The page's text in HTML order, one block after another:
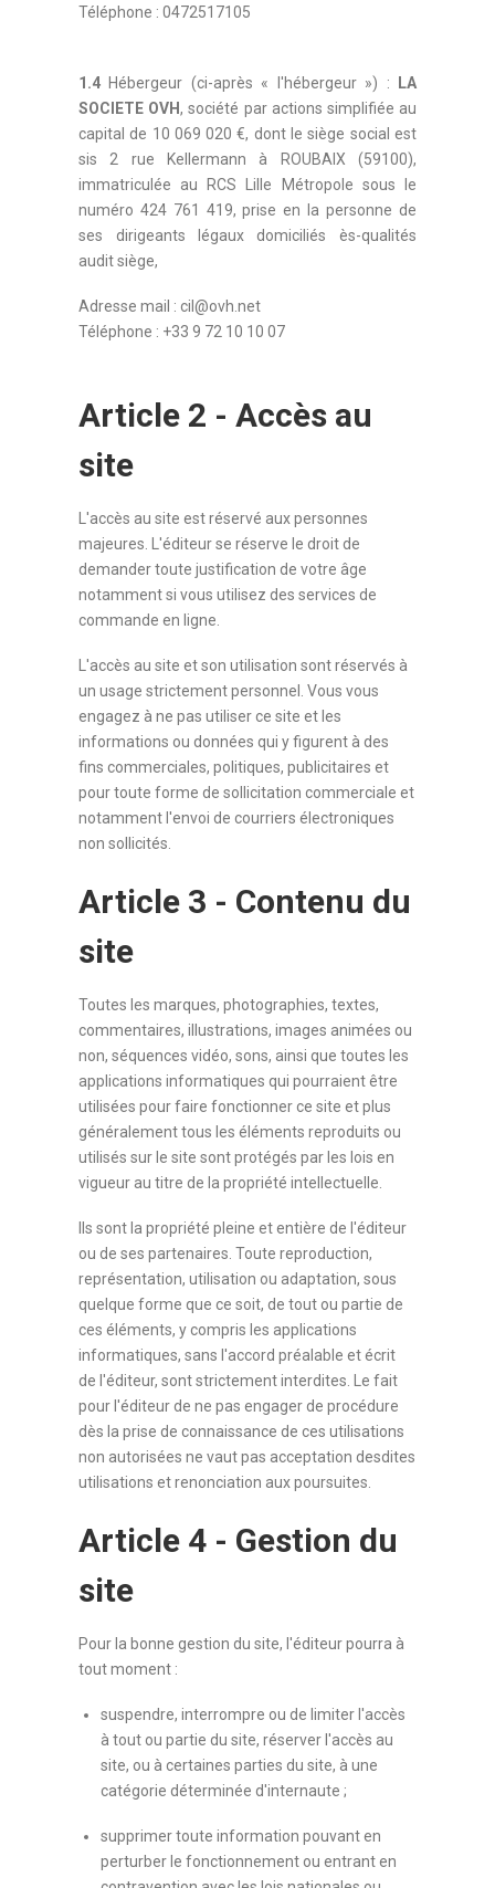
Téléphone : 0472517105
1.4 Hébergeur (ci-après « l'hébergeur ») :
LA
SOCIETE OVH, société par actions simplifiée au
capital de 10 069 020 €, dont le siège social est
sis 2 rue Kellermann à ROUBAIX (59100),
immatriculée au RCS Lille Métropole sous le
numéro 424 761 419, prise en la personne de
ses dirigeants légaux domiciliés ès-qualités
audit siège,
Adresse mail : cil@ovh.net
Téléphone : +33 9 72 10 10 07
Article 2 - Accès au
site
L'accès au site est réservé aux personnes
majeures. L'éditeur se réserve le droit de
demander toute justification de votre âge
notamment si vous utilisez des services de
commande en ligne.
L'accès au site et son utilisation sont réservés à
un usage strictement personnel. Vous vous
engagez à ne pas utiliser ce site et les
informations ou données qui y figurent à des
fins commerciales, politiques, publicitaires et
pour toute forme de sollicitation commerciale et
notamment l'envoi de courriers électroniques
non sollicités.
Article 3 - Contenu du
site
Toutes les marques, photographies, textes,
commentaires, illustrations, images animées ou
non, séquences vidéo, sons, ainsi que toutes les
applications informatiques qui pourraient être
utilisées pour faire fonctionner ce site et plus
généralement tous les éléments reproduits ou
utilisés sur le site sont protégés par les lois en
vigueur au titre de la propriété intellectuelle.
Ils sont la propriété pleine et entière de l'éditeur
ou de ses partenaires. Toute reproduction,
représentation, utilisation ou adaptation, sous
quelque forme que ce soit, de tout ou partie de
ces éléments, y compris les applications
informatiques, sans l'accord préalable et écrit
de l'éditeur, sont strictement interdites. Le fait
pour l'éditeur de ne pas engager de procédure
dès la prise de connaissance de ces utilisations
non autorisées ne vaut pas acceptation desdites
utilisations et renonciation aux poursuites.
Article 4 - Gestion du
site
Pour la bonne gestion du site, l'éditeur pourra à
tout moment :
suspendre, interrompre ou de limiter l'accès
à tout ou partie du site, réserver l'accès au
site, ou à certaines parties du site, à une
catégorie déterminée d'internaute ;
supprimer toute information pouvant en
perturber le fonctionnement ou entrant en